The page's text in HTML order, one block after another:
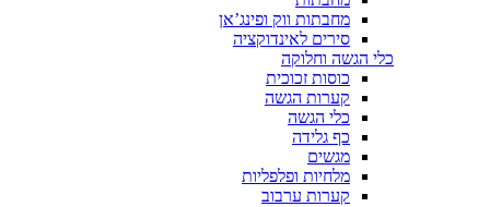
מחבתות ווק ופינג’אן
סירים לאינדוקציה
כלי הגשה וחלוקה
כוסות זכוכית
קערות הגשה
כלי הגשה
כף גלידה
מגשים
מלחיות ופלפליות
קערות ערבוב